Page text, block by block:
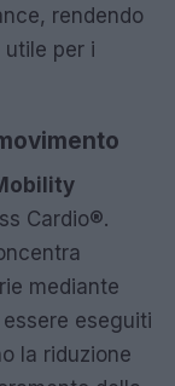
rendendo
utile per i
Cardio®.
mediante
eseguiti
la riduzione